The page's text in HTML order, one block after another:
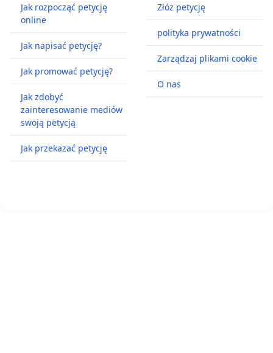
Jak rozpocząć petycję
online
Jak napisać petycję?
Jak promować petycję?
Jak zdobyć
zainteresowanie mediów
swoją petycją
Jak przekazać petycję
Złóż petycję
polityka prywatności
Zarządzaj plikami cookie
O nas